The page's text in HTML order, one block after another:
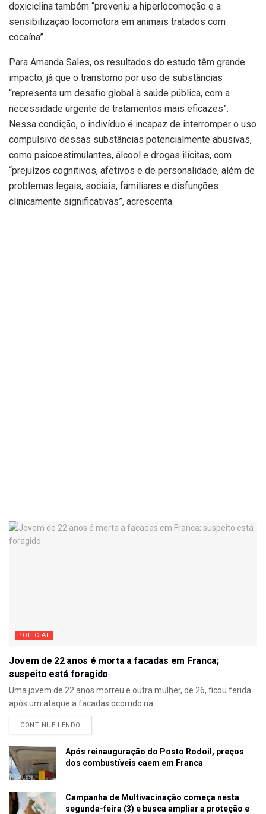
doxiciclina também “preveniu a hiperlocomoção e a
sensibilização locomotora em animais tratados com
cocaína”.
Para Amanda Sales, os resultados do estudo têm grande
impacto, já que o transtorno por uso de substâncias
“representa um desafio global à saúde pública, com a
necessidade urgente de tratamentos mais eficazes”.
Nessa condição, o indivíduo é incapaz de interromper o uso
compulsivo dessas substâncias potencialmente abusivas,
como psicoestimulantes, álcool e drogas ilícitas, com
“prejuízos cognitivos, afetivos e de personalidade, além de
problemas legais, sociais, familiares e disfunções
clinicamente significativas”, acrescenta.
POLICIAL
Jovem de 22 anos é morta a facadas em Franca;
suspeito está foragido
Uma jovem de 22 anos morreu e outra mulher, de 26, ficou ferida
após um ataque a facadas ocorrido na...
CONTINUE LENDO
Após reinauguração do Posto Rodoil, preços
dos combustíveis caem em Franca
Campanha de Multivacinação começa nesta
segunda-feira (3) e busca ampliar a proteção e